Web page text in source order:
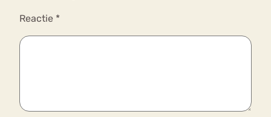
Reactie *